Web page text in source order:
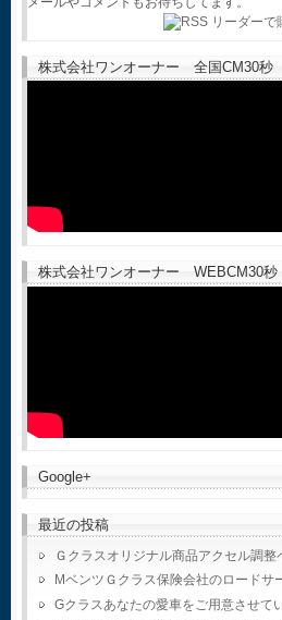
株式会社ワンオーナー 全国CM30秒
株式会社ワンオーナー WEBCM30秒
Google+
最近の投稿
Ｇクラスオリジナル商品アクセル調整
MベンツＧクラス保険会社のロードサ
Gクラスあなたの愛車をご用意させて